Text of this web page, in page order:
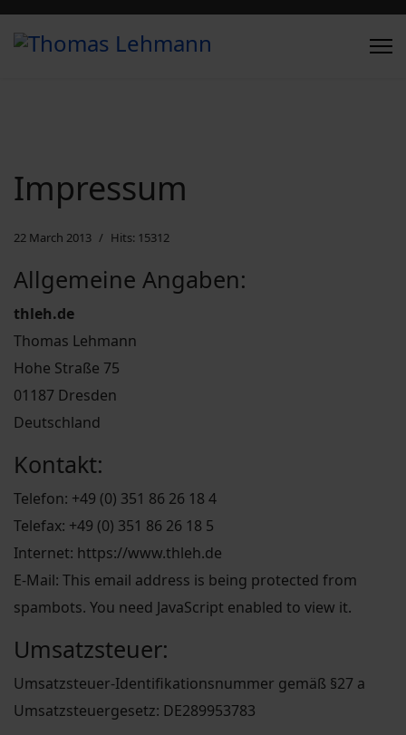
Impressum
22 March 2013 Hits: 15312
Allgemeine Angaben:
thleh.de
Thomas Lehmann
Hohe Straße 75
01187 Dresden
Deutschland
Kontakt:
Telefon: +49 (0) 351 86 26 18 4
Telefax: +49 (0) 351 86 26 18 5
Internet: https://www.thleh.de
E-Mail: This email address is being protected from
spambots. You need JavaScript enabled to view it.
Umsatzsteuer:
Umsatzsteuer-Identifikationsnummer gemäß §27 a
Umsatzsteuergesetz: DE289953783